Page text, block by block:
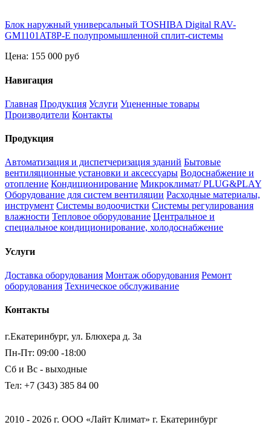
Блок наружный универсальный TOSHIBA Digital RAV-
GM1101AT8P-E полупромышленной сплит-системы
Цена: 155 000 руб
Навигация
Главная Продукция Услуги Уцененные товары
Производители Контакты
Продукция
Автоматизация и диспетчеризация зданий Бытовые
вентиляционные установки и аксессуары Водоснабжение и
отопление Кондиционирование Микроклимат/ PLUG&PLAY
Оборудование для систем вентиляции Расходные материалы,
инструмент Системы водоочистки Системы регулирования
влажности Тепловое оборудование Центральное и
специальное кондиционирование, холодоснабжение
Услуги
Доставка оборудования Монтаж оборудования Ремонт
оборудования Техническое обслуживание
Контакты
г.Екатеринбург, ул. Блюхера д. 3а
Пн-Пт: 09:00 -18:00
Сб и Вс - выходные
Тел: +7 (343) 385 84 00
2010 - 2026 г. ООО «Лайт Климат» г. Екатеринбург